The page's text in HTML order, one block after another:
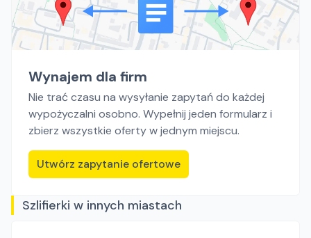
Wynajem dla firm
Nie trać czasu na wysyłanie zapytań do każdej
wypożyczalni osobno. Wypełnij jeden formularz i
zbierz wszystkie oferty w jednym miejscu.
Utwórz zapytanie ofertowe
Szlifierki w innych miastach